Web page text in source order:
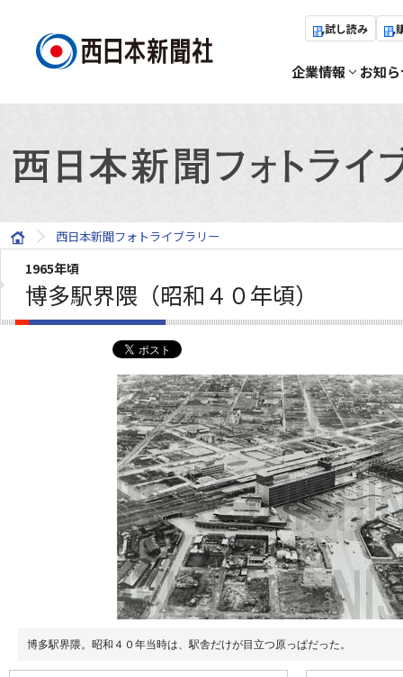
試し読み
企業情報 お知
西日本新聞フォトライブラリー
1965年頃
博多駅界隈（昭和４０年頃）
博多駅界隈。昭和４０年当時は、駅舎だけが目立つ原っぱだった。